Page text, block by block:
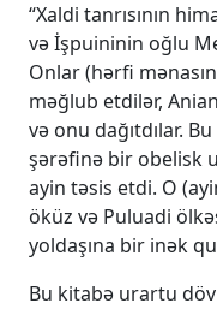
“Xaldi tanrısının
və İşpuininin oğlu
Onlar (hərfi
məğlub etdilər,
və onu dağıtdılar.
şərəfinə bir obelisk
ayin təsis etdi. O
öküz və Puluadi
yoldaşına bir inək
Bu kitabə urartu